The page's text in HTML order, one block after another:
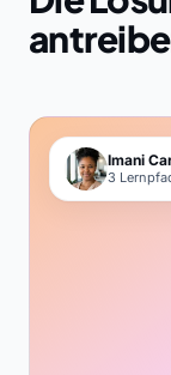
Imani
3